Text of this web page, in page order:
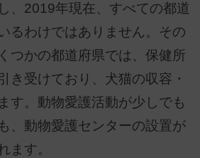
、2019年現在、すべての都道
るわけではありません。その
つかの都道府県では、保健所
き受けており、犬猫の収容・
す。動物愛護活動が少しでも
、動物愛護センターの設置が
ます。